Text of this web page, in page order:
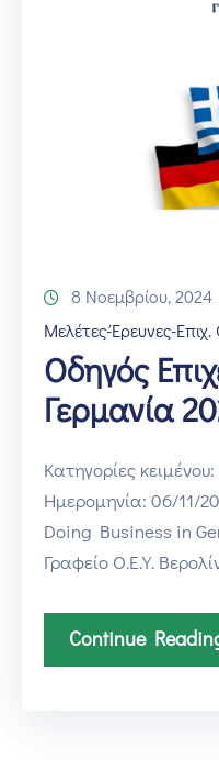
8 Νοεμβρίου, 2024
Μελέτες-Έρευνες-Επιχ.
Οδηγός
Γερμανία
Κατηγορίες
Ημερομηνία: 06/11/
Doing Business in
Γραφείο Ο.Ε.Υ.
Continue